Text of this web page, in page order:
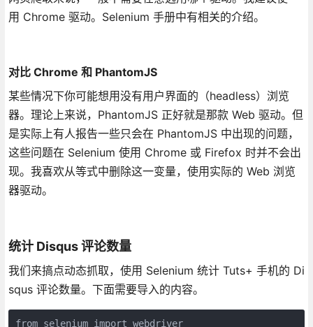
用 Chrome 驱动。Selenium 手册中有相关的介绍。
对比 Chrome 和 PhantomJS
某些情况下你可能想用没有用户界面的（headless）浏览
器。理论上来说，PhantomJS 正好就是那款 Web 驱动。但
是实际上有人报告一些只会在 PhantomJS 中出现的问题，
这些问题在 Selenium 使用 Chrome 或 Firefox 时并不会出
现。我喜欢从等式中删除这一变量，使用实际的 Web 浏览
器驱动。
统计 Disqus 评论数量
我们来搞点动态抓取，使用 Selenium 统计 Tuts+ 手机的 Di
squs 评论数量。下面需要导入的内容。
from selenium import webdriver